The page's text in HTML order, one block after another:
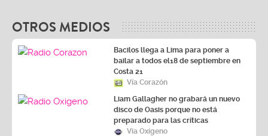
OTROS MEDIOS
Bacilos llega a Lima para poner a
bailar a todos el18 de septiembre en
Costa 21
Vía Corazón
Liam Gallagher no grabará un nuevo
disco de Oasis porque no está
preparado para las críticas
Vía Oxígeno